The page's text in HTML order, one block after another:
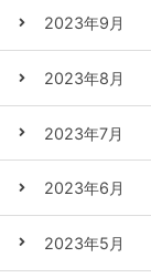
2023年9月
2023年8月
2023年7月
2023年6月
2023年5月